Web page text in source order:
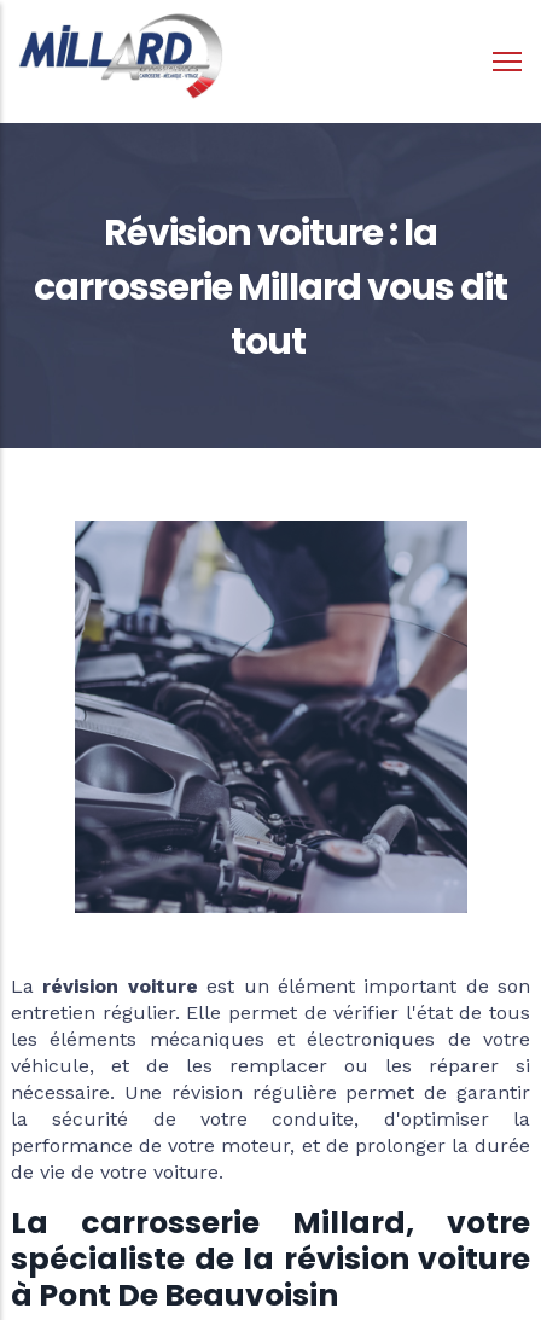
au
principal
Fil
d'Ariane
Révision voiture : la
carrosserie Millard vous dit
tout
La révision voiture est un élément important de son
entretien régulier. Elle permet de vérifier l'état de tous
les éléments mécaniques et électroniques de votre
véhicule, et de les remplacer ou les réparer si
nécessaire. Une révision régulière permet de garantir
la sécurité de votre conduite, d'optimiser la
performance de votre moteur, et de prolonger la durée
de vie de votre voiture.
La carrosserie Millard, votre
spécialiste de la révision voiture
à Pont De Beauvoisin